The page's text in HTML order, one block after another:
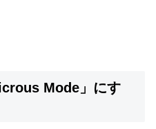
Mode」にす